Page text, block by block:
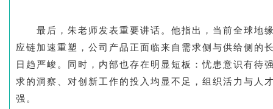
最后，朱老师发表重要讲话。他指出，当前全球地
应链加速重塑，公司产品正面临来自需求侧与供给侧的
日趋严峻。同时，内部也存在明显短板：忧患意识有待
求的洞察、对创新工作的投入均显不足，组织活力与人
强。